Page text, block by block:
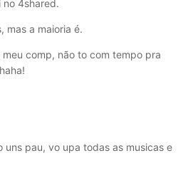
no 4shared.
mas a maioria é.
comp, não to com tempo pra
uns pau, vo upa todas as musicas e